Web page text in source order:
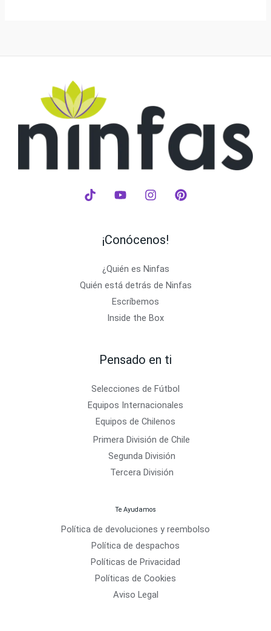
¡Conócenos!
¿Quién es Ninfas
Quién está detrás de Ninfas
Escríbemos
Inside the Box
Pensado en ti
Selecciones de Fútbol
Equipos Internacionales
Equipos de Chilenos
Primera División de Chile
Segunda División
Tercera División
Te Ayudamos
Política de devoluciones y reembolso
Política de despachos
Políticas de Privacidad
Políticas de Cookies
Aviso Legal